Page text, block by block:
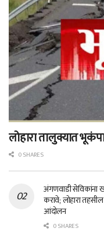
लोहारा तालुक्यात
0 SHARES
अंगणवाडी सेविकांना
करावे; लोहारा
आंदोलन
0 SHARES